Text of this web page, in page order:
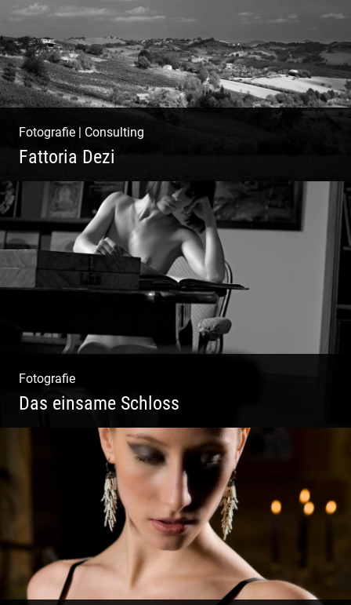
Fotografie | Consulting
Fattoria Dezi
Konzeption & Gestaltung |
Übersetzung & Medien | Fotografie &
Texting | Feine Weine
Fotografie
Das einsame Schloss
Aktfotografie | Zeichnen mit Licht & Schatten